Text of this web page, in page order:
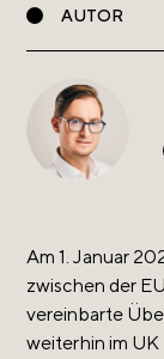
AUTOR
Am 1. Januar
zwischen der
vereinbarte
weiterhin im